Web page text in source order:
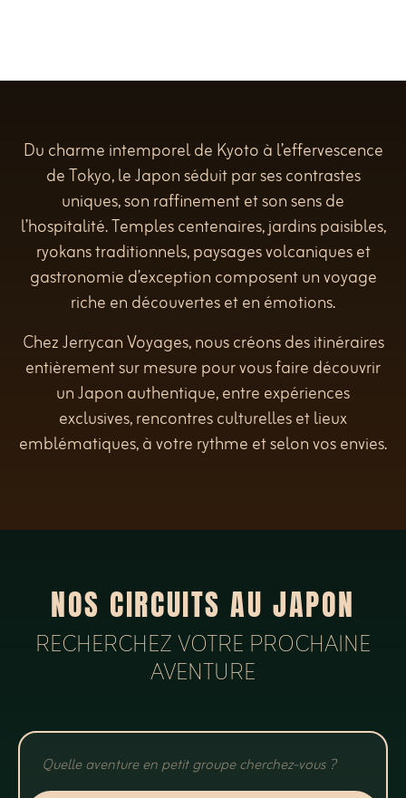
Du charme intemporel de Kyoto à l’effervescence
de Tokyo, le Japon séduit par ses contrastes
uniques, son raffinement et son sens de
l’hospitalité. Temples centenaires, jardins paisibles,
ryokans traditionnels, paysages volcaniques et
gastronomie d’exception composent un voyage
riche en découvertes et en émotions.
Chez Jerrycan Voyages, nous créons des itinéraires
entièrement sur mesure pour vous faire découvrir
un Japon authentique, entre expériences
exclusives, rencontres culturelles et lieux
emblématiques, à votre rythme et selon vos envies.
NOS CIRCUITS AU JAPON
RECHERCHEZ VOTRE PROCHAINE
AVENTURE